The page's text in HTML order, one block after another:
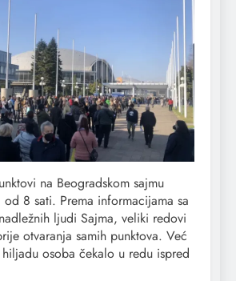
na Beogradskom sajmu
od 8 sati. Prema informacijama sa
ljudi Sajma, veliki redovi
otvaranja samih punktova. Već
osoba čekalo u redu ispred